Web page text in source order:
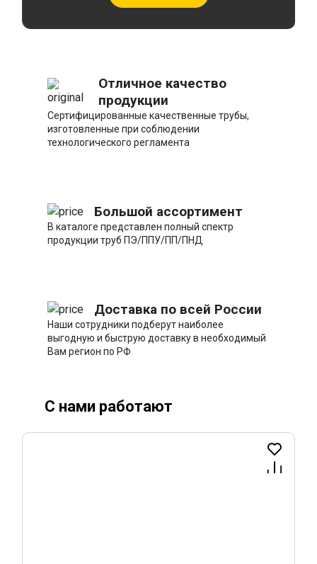
Отличное качество
продукции
Сертифицированные качественные трубы,
изготовленные при соблюдении
технологического регламента
Большой ассортимент
В каталоге представлен полный спектр
продукции труб ПЭ/ППУ/ПП/ПНД
Доставка по всей России
Наши сотрудники подберут наиболее
выгодную и быструю доставку в необходимый
Вам регион по РФ
С нами работают